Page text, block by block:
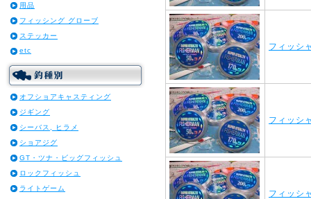
用品
フィッシング グローブ
ステッカー
etc
オフショアキャスティング
ジギング
シーバス, ヒラメ
ショアジグ
GT・ツナ・ビッグフィッシュ
ロックフィッシュ
ライトゲーム
フィッシ
フィッシ
フィッシ